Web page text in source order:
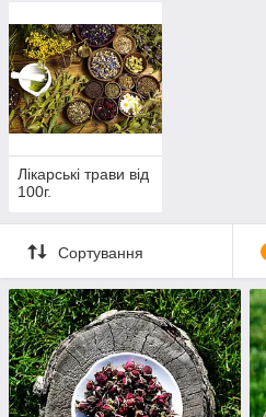
Лікарські трави від
100г.
Сортування